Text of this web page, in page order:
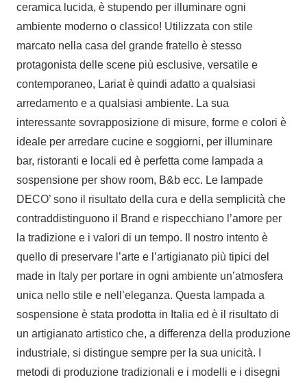
ceramica lucida, è stupendo per illuminare ogni
ambiente moderno o classico! Utilizzata con stile
marcato nella casa del grande fratello è stesso
protagonista delle scene più esclusive, versatile e
contemporaneo, Lariat è quindi adatto a qualsiasi
arredamento e a qualsiasi ambiente. La sua
interessante sovrapposizione di misure, forme e colori è
ideale per arredare cucine e soggiorni, per illuminare
bar, ristoranti e locali ed è perfetta come lampada a
sospensione per show room, B&b ecc. Le lampade
DECO’ sono il risultato della cura e della semplicità che
contraddistinguono il Brand e rispecchiano l’amore per
la tradizione e i valori di un tempo. Il nostro intento è
quello di preservare l’arte e l’artigianato più tipici del
made in Italy per portare in ogni ambiente un’atmosfera
unica nello stile e nell’eleganza. Questa lampada a
sospensione è stata prodotta in Italia ed è il risultato di
un artigianato artistico che, a differenza della produzione
industriale, si distingue sempre per la sua unicità. I
metodi di produzione tradizionali e i modelli e i disegni